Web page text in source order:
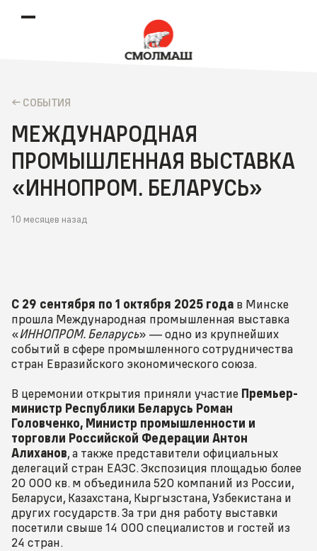
CОБЫТИЯ
МЕЖДУНАРОДНАЯ
ПРОМЫШЛЕННАЯ ВЫСТАВКА
«ИННОПРОМ. БЕЛАРУСЬ»
10 месяцев назад
С 29 сентября по 1 октября 2025 года в Минске
прошла Международная промышленная выставка
«ИННОПРОМ. Беларусь» — одно из крупнейших
событий в сфере промышленного сотрудничества
стран Евразийского экономического союза.
В церемонии открытия приняли участие Премьер-
министр Республики Беларусь Роман
Головченко, Министр промышленности и
торговли Российской Федерации Антон
Алиханов, а также представители официальных
делегаций стран ЕАЭС. Экспозиция площадью более
20 000 кв. м объединила 520 компаний из России,
Беларуси, Казахстана, Кыргызстана, Узбекистана и
других государств. За три дня работу выставки
посетили свыше 14 000 специалистов и гостей из
24 стран.